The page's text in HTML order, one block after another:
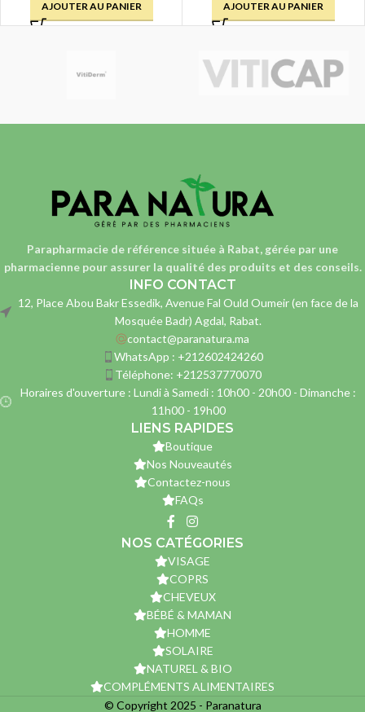
AJOUTER AU PANIER AJOUTER AU PANIER
Parapharmacie de référence située à Rabat, gérée par une
pharmaciennepour assurer la qualité des produits et des conseils.
INFO CONTACT
12, Place Abou Bakr Essedik, Avenue Fal Ould Oumeir (en face de la
Mosquée Badr) Agdal, Rabat.
contact@paranatura.ma
WhatsApp : +212602424260
Téléphone: +212537770070
Horaires d'ouverture : Lundi à Samedi : 10h00 - 20h00 - Dimanche :
11h00 - 19h00
LIENS RAPIDES
Boutique
Nos Nouveautés
Contactez-nous
FAQs
NOS CATÉGORIES
VISAGE
COPRS
CHEVEUX
BÉBÉ & MAMAN
HOMME
SOLAIRE
NATUREL & BIO
COMPLÉMENTS ALIMENTAIRES
© Copyright 2025 - Paranatura